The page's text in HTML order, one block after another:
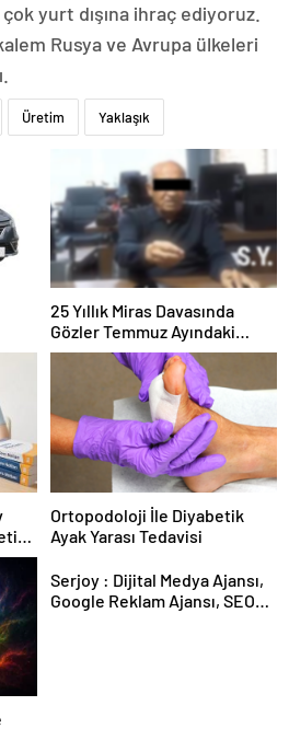
yurt dışına ihraç ediyoruz.
Rusya ve Avrupa ülkeleri
Üretim Yaklaşık
25 Yıllık Miras Davasında
Gözler Temmuz Ayındaki
Karar Duruşmasına Çevrildi
Ortopodoloji İle Diyabetik
Ayak Yarası Tedavisi
Serjoy : Dijital Medya Ajansı,
Google Reklam Ajansı, SEO